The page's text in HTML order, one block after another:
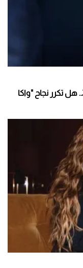
شاكيرا تثير الحماس بأغنية كأس العالم 2026.. هل تكرر نجاح "واكا